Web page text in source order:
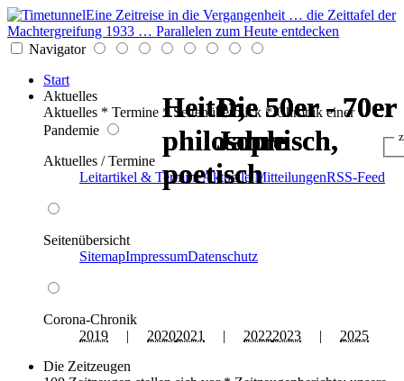
Eine Zeitreise in die Vergangenheit … die Zeittafel der
Machtergreifung 1933 … Parallelen zum Heute entdecken
Navigator
Start
Aktuelles
Aktuelles * Termine * Seitenüberblick * Chronik einer
Pandemie
Aktuelles / Termine
Leitartikel & TermineAktuelle MitteilungenRSS-Feed
Seitenübersicht
SitemapImpressumDatenschutz
Corona-Chronik
2019 | 20202021 | 20222023 | 2025
Die Zeitzeugen
Die 50er - 70er
Jahre
Heiter,
philosophisch,
poetisch
Die 50er - 70er
Jahre
Die 50er - 70er
Jahre
Heiter,
philosophisch,
poetisch
Die 50er - 70er
Jahre